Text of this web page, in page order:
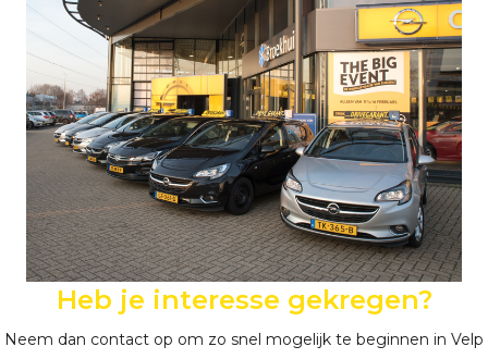
Heb je interesse gekregen?
Neem dan contact op om zo snel mogelijk te beginnen in Velp